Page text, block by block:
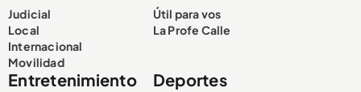
Judicial
Local
Internacional
Movilidad
Útil para vos
La Profe Calle
Entretenimiento Deportes